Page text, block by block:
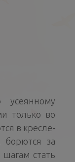
только во
в кресле-
борются за
стать